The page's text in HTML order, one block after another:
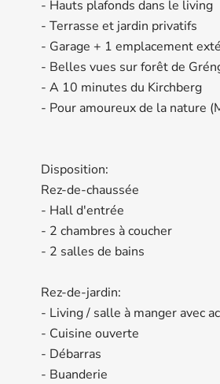
- Hauts plafonds dans le living
- Terrasse et jardin privatifs
- Garage + 1 emplacement
- Belles vues sur forêt de
- A 10 minutes du Kirchberg
- Pour amoureux de la nature
Disposition:
Rez-de-chaussée
- Hall d'entrée
- 2 chambres à coucher
- 2 salles de bains
Rez-de-jardin:
- Living / salle à manger avec
- Cuisine ouverte
- Débarras
- Buanderie